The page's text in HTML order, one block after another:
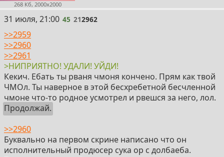
268 Кб, 2000x2000
45
31 июля, 21:00 45 212962
>>2959
>>2960
>>2961
>НИПРИЯТНО! УДАЛИ! УЙДИ!
Кекич. Ебать ты рваня чмоня кончено. Прям как твой
ЧМОл. Ты наверное в этой бесхребетной бесчленной
чмоне что-то родное усмотрел и рвешся за него, лол.
Продолжай.
>>2960
Буквально на первом скрине написано что он
исполнительный продюсер сука ор с долбаеба.